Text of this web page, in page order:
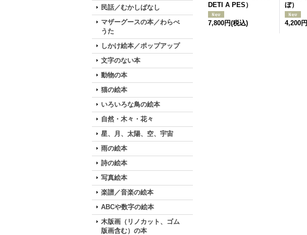
民話／むかしばなし
マザーグースの本／わらべ
うた
しかけ絵本／ポップアップ
文字のない本
動物の本
猫の絵本
いろいろな鳥の絵本
自然・木々・花々
星、月、太陽、空、宇宙
雨の絵本
詩の絵本
写真絵本
楽譜／音楽の絵本
ABCや数字の絵本
木版画（リノカット、ゴム
版画含む）の本
DETI A PES）
7,800円(税込)
ぼ）
4,200円